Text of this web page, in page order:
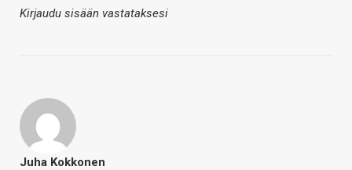
Kirjaudu sisään vastataksesi
Juha Kokkonen